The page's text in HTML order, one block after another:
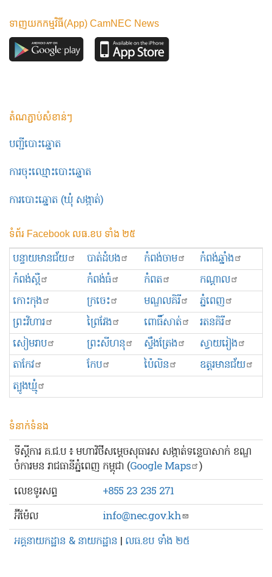
ទាញយកកម្មវិធី(App) CamNEC News
តំណភ្ជាប់សំខាន់ៗ
បញ្ជីបោះឆ្នោត
ការចុះឈ្មោះបោះឆ្នោត
ការបោះឆ្នោត (ឃុំ សង្កាត់)
ទំព័រ Facebook លធ.ខប ទាំង ២៥
បន្ទាយមានជ័យ បាត់ដំបង កំពង់ចាម
កំពង់ឆ្នាំង
កំពង់ស្ពឺ
កំពង់ធំ កំពត
កណ្ដាល
កោះកុង
ក្រចេះ មណ្ឌលគិរី
ភ្នំពេញ
ព្រះ​វិហារ
ព្រៃវែង ពោធិ៍សាត់
រតនគិរី
សៀមរាប
ព្រះសីហនុ ស្ទឹងត្រែង
ស្វាយរៀង
តាកែវ
កែប ប៉ៃលិន
ឧត្ដរមានជ័យ
ត្បូងឃ្មុំ
ទំនាក់ទំនង
ទីស្ដីការ គ.ជ.ប ៖ មហាវិថីសម្ដេចសុធារស សង្កាត់ទន្លេបាសាក់ ខណ្ឌ
ចំការមន រាជធានីភ្នំពេញ កម្ពុជា (Google Maps )
លេខ​ទូរសព្ទ
+855 23 235 271
អ៊ីម៉ែល
info@nec.gov.kh
អគ្គនាយកដ្ឋាន & នាយកដ្ឋាន | លធ.ខប ទាំង ២៥